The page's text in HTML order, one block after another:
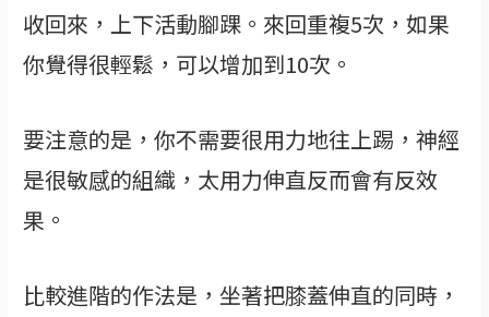
收回來，上下活動腳踝。來回重複5次，如果
你覺得很輕鬆，可以增加到10次。
要注意的是，你不需要很用力地往上踢，神經
是很敏感的組織，太用力伸直反而會有反效
果。
比較進階的作法是，坐著把膝蓋伸直的同時，